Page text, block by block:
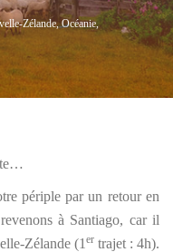
Zélande,Océanie,
périple par un retour en
à Santiago, car il
Zélande (1 ertrajet : 4h).